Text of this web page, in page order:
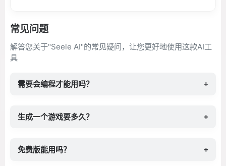
常见问题
解答您关于"Seele AI"的常见疑问，让您更好地使用这款AI工
具
需要会编程才能用吗？ +
生成一个游戏要多久？ +
免费版能用吗？ +